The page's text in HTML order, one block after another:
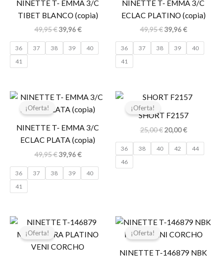
NINETTE T- EMMA 3/C
TIBET BLANCO (copia)
49,95€
49,95 €.
39,96€
39,96 €.
36 37 38 39
40
41
NINETTE T- EMMA 3/C
ECLAC PLATINO (copia)
49,95€
49,95 €.
39,96€
39,96 €.
36 37 38 39
40
41
¡Oferta!
NINETTE T- EMMA 3/C
ECLAC PLATA (copia)
49,95€
El
original
49,95 €.
39,96€
El
actual
39,96 €.
36 37 38 39
40
41
¡Oferta!
SHORT F2157
25,00€
El
original
25,00 €.
20,00€
El
actual
20,00 €.
36 38 40 42
44
46
¡Oferta!
El
original
era:
El
actual
es:
¡Oferta!
NINETTE T-146879 NBK
El
original
59,95 €.
El
actual
47,96 €.